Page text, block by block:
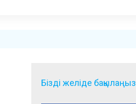
Бізді желіде бақылаңыз